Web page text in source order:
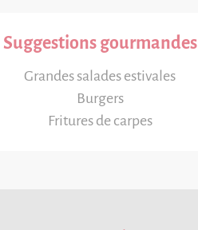
Suggestions gourmandes
Grandes salades estivales
Burgers
Fritures de carpes